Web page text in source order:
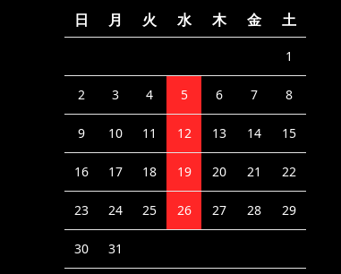
日
月 火 水 木 金 土
1
2 3 4 5 6 7 8
9 10 11 12 13 14 15
16 17 18 19 20 21 22
23 24 25 26 27 28 29
30 31